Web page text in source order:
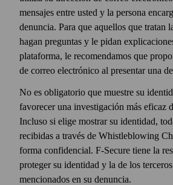
mensajes entre usted y la persona
denuncia. Para que aquellos que tratan
hagan preguntas y le pidan
plataforma, le recomendamos que
de correo electrónico al presentar una
No es obligatorio que muestre su
favorecer una investigación más eficaz
Incluso si elige mostrar su identidad,
recibidas a través de Whistleblowing
forma confidencial. F‑Secure tiene la
proteger su identidad y la de los
mencionados en su denuncia.